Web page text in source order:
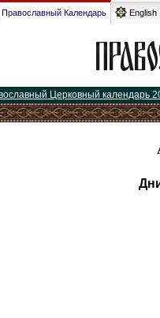
Православный Календарь English
Церковный календарь